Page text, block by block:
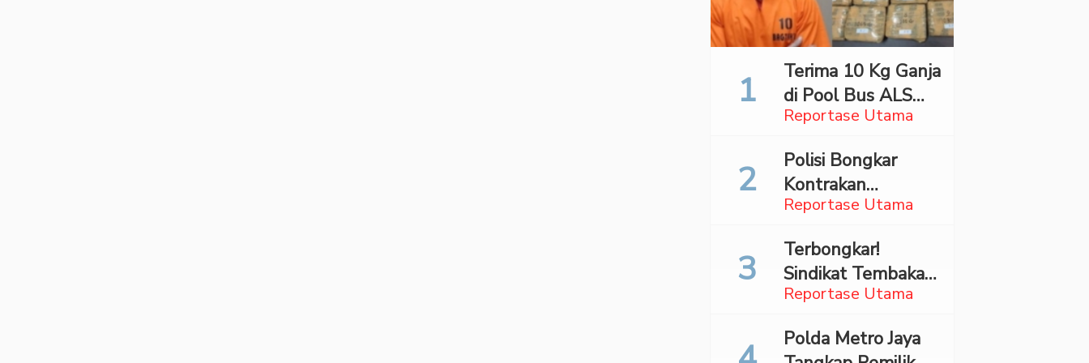
Reportase Utama
Terima 10 Kg Ganja
di Pool Bus ALS
Surabaya,
Madina Ditangkap
Bareskrim
Reportase Utama
Polisi Bongkar
Kontrakan
Penyimpan 27,96
Reportase Utama
Terbongkar!
Sindikat Tembakau
Sintetis Bermodus
di Jaksel
Polda Metro Jaya